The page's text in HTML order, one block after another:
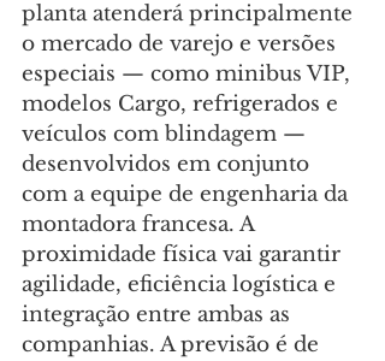
planta atenderá principalmente
o mercado de varejo e versões
especiais — como minibus VIP,
modelos Cargo, refrigerados e
veículos com blindagem —
desenvolvidos em conjunto
com a equipe de engenharia da
montadora francesa. A
proximidade física vai garantir
agilidade, eficiência logística e
integração entre ambas as
companhias. A previsão é de